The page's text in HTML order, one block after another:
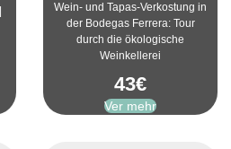
Wein- und Tapas-Verkostung in
der Bodegas Ferrera: Tour
durch die ökologische
Weinkellerei
43€
Ver mehr